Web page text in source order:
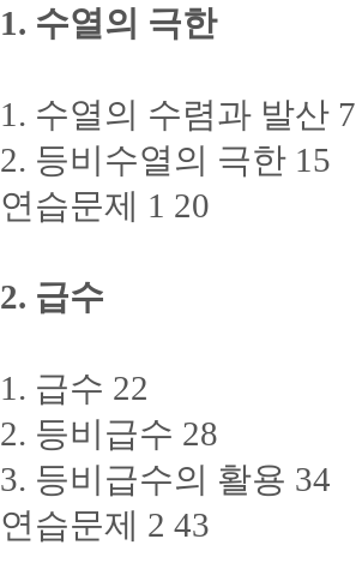
1. 수열의 극한
1. 수열의 수렴과 발산 7
2. 등비수열의 극한 15
연습문제 1 20
2. 급수
1. 급수 22
2. 등비급수 28
3. 등비급수의 활용 34
연습문제 2 43